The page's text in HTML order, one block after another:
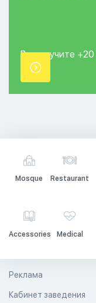
Вы получите +20
точки.
Mosque Restaurant
Accessories Medical
Реклама
Кабинет заведения